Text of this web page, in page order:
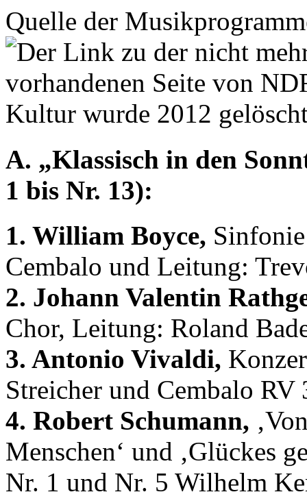
Quelle der
A. „Klassisch in den
1 bis Nr. 13):
1. William Boyce,
Cembalo und Leitung:
2. Johann Valentin
Chor, Leitung: Roland
3. Antonio Vivaldi,
Streicher und Cembalo
4. Robert Schumann,
Menschen‘ und ‚Glückes
Nr. 1 und Nr. 5 Wilhelm